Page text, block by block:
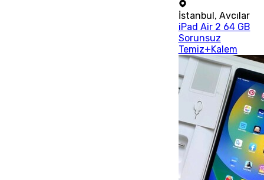
İstanbul , Avcılar
iPad Air 2 64 GB
Sorunsuz
Temiz+Kalem